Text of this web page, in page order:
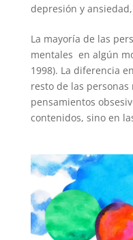
depresión y ansiedad,
La mayoría de las
mentales en algún
1998). La diferencia
resto de las
pensamientos
contenidos, sino en